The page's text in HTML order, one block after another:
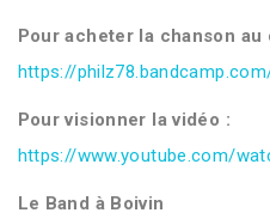
Pour acheter la chanson au
https://
Pour visionner la vidéo :
https://www.youtube.com/
Le Band à Boivin